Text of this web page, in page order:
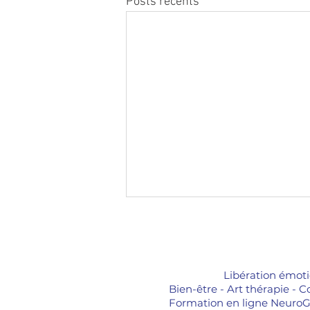
Libération
Bien-être - Art thérapie -
Formation en ligne